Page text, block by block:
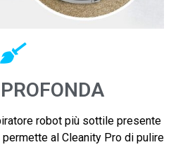
robot più sottile presente
al Cleanity Pro di pulire